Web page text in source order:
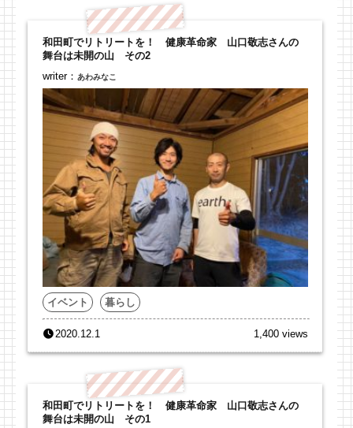
和田町でリトリートを！ 健康革命家 山口敬志さんの
舞台は未開の山 その2
writer： あわみなこ
イベント 暮らし
2020.12.1 1,400 views
和田町でリトリートを！ 健康革命家 山口敬志さんの
舞台は未開の山 その1